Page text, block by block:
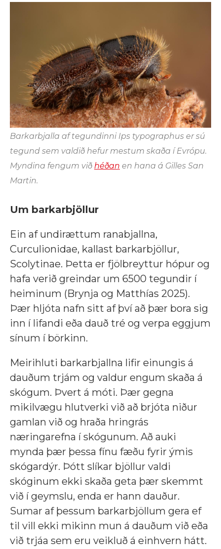
Barkarbjalla af tegundinni Ips typographus er sú
tegund sem valdið hefur mestum skaða í Evrópu.
Myndina fengum við héðan en hana á Gilles San
Martin.
Um barkarbjöllur
Ein af undirættum ranabjallna,
Curculionidae, kallast barkarbjöllur,
Scolytinae. Þetta er fjölbreyttur hópur og
hafa verið greindar um 6500 tegundir í
heiminum (Brynja og Matthías 2025).
Þær hljóta nafn sitt af því að þær bora sig
inn í lifandi eða dauð tré og verpa eggjum
sínum í börkinn.
Meirihluti barkarbjallna lifir einungis á
dauðum trjám og valdur engum skaða á
skógum. Þvert á móti. Þær gegna
mikilvægu hlutverki við að brjóta niður
gamlan við og hraða hringrás
næringarefna í skógunum. Að auki
mynda þær þessa fínu fæðu fyrir ýmis
skógardýr. Þótt slíkar bjöllur valdi
skóginum ekki skaða geta þær skemmt
við í geymslu, enda er hann dauður.
Sumar af þessum barkarbjöllum gera ef
til vill ekki mikinn mun á dauðum við eða
við trjáa sem eru veikluð á einhvern hátt.